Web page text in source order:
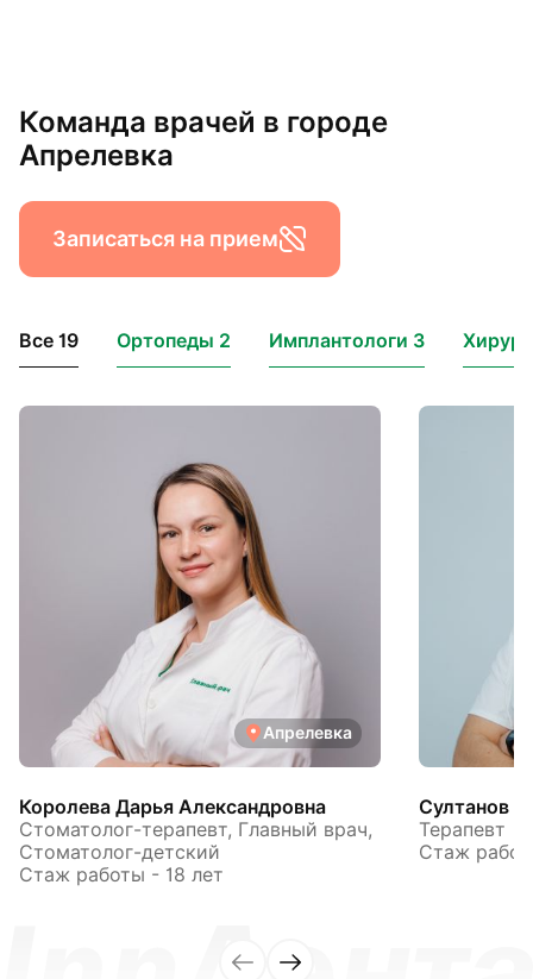
Команда врачей в городе
Апрелевка
Записаться на прием
Все 19 Ортопеды 2 Имплантологи 3
Апрелевка
Королева Дарья Александровна
Стоматолог-терапевт, Главный врач,
Стоматолог-детский
Стаж работы - 18 лет
Султанов
Терапевт
Стаж